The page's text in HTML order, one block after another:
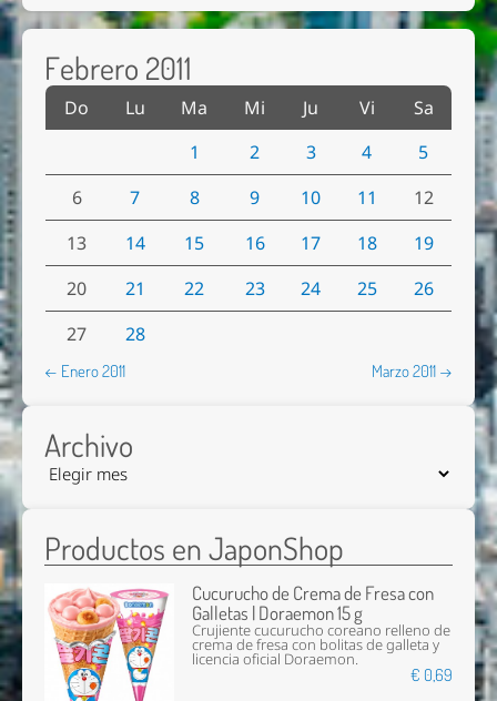
Febrero 2011
Do Lu Ma Mi Ju Vi
Sa
1
2 3 4
5
6
7 8 9 10 11
12
13
14 15 16 17 18
19
20
21 22 23 24 25
26
27
28
← Enero 2011 Marzo 2011 →
Archivo
Productos en JaponShop
Cucurucho de Crema de Fresa con
Galletas | Doraemon 15 g
Crujiente cucurucho coreano relleno de
crema de fresa con bolitas de galleta y
licencia oficial Doraemon.
€ 0,69